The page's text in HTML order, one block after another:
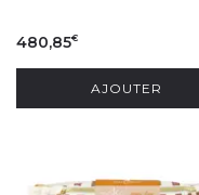
480,85€
AJOUTER